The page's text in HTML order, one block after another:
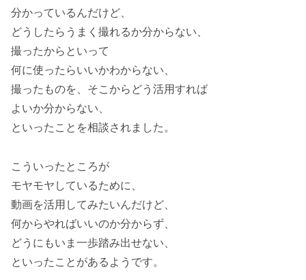
分かっているんだけど、
どうしたらうまく撮れるか分からない、
撮ったからといって
何に使ったらいいかわからない、
撮ったものを、そこからどう活用すれば
よいか分からない、
といったことを相談されました。
こういったところが
モヤモヤしているために、
動画を活用してみたいんだけど、
何からやればいいのか分からず、
どうにもいま一歩踏み出せない、
といったことがあるようです。